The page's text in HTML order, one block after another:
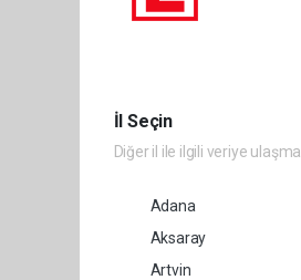
İl Seçin
Diğer il ile ilgili veriye
Adana
Aksaray
Artvin